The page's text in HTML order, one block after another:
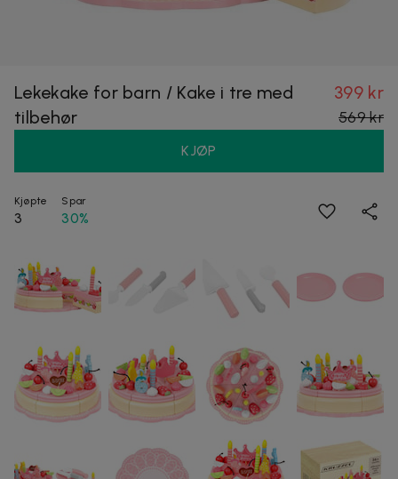
Lekekake for barn / Kake i tre med
tilbehør
399 kr
569 kr
KJØP
Kjøpte
3
Spar
30%